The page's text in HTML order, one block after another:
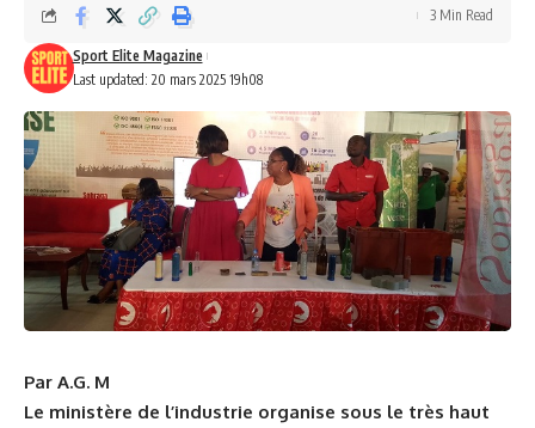
Last updated: 20 mars 2025 19h08
Sport Elite Magazine
3 Min Read
Par A.G. M
Le ministère de l’industrie organise sous le très haut